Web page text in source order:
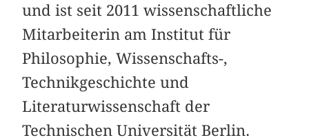
und ist seit 2011 wissenschaftliche
Mitarbeiterin am Institut für
Philosophie, Wissenschafts-,
Technikgeschichte und
Literaturwissenschaft der
Technischen Universität Berlin.